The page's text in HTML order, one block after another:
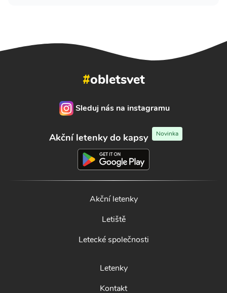
#obletsvet
Sleduj nás na instagramu
Akční letenky do kapsy Novinka
Akční letenky
Letiště
Letecké společnosti
Letenky
Kontakt